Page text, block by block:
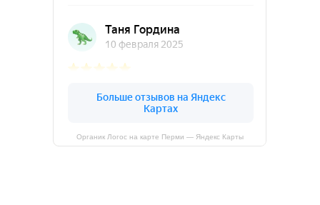
Органик Логос на карте Перми — Яндекс Карты